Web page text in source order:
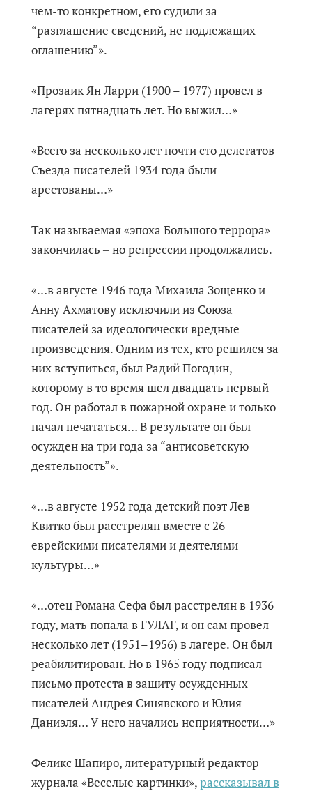
чем-то конкретном, его судили за
“разглашение сведений, не подлежащих
оглашению”».
«Прозаик Ян Ларри (1900 – 1977) провел в
лагерях пятнадцать лет. Но выжил…»
«Всего за несколько лет почти сто делегатов
Съезда писателей 1934 года были
арестованы…»
Так называемая «эпоха Большого террора»
закончилась ‒ но репрессии продолжались.
«…в августе 1946 года Михаила Зощенко и
Анну Ахматову исключили из Союза
писателей за идеологически вредные
произведения. Одним из тех, кто решился за
них вступиться, был Радий Погодин,
которому в то время шел двадцать первый
год. Он работал в пожарной охране и только
начал печататься… В результате он был
осужден на три года за “антисоветскую
деятельность”».
«…в августе 1952 года детский поэт Лев
Квитко был расстрелян вместе с 26
еврейскими писателями и деятелями
культуры…»
«…отец Романа Сефа был расстрелян в 1936
году, мать попала в ГУЛАГ, и он сам провел
несколько лет (1951–1956) в лагере. Он был
реабилитирован. Но в 1965 году подписал
письмо протеста в защиту осужденных
писателей Андрея Синявского и Юлия
Даниэля… У него начались неприятности…»
Феликс Шапиро, литературный редактор
журнала «Веселые картинки»,рассказывал в